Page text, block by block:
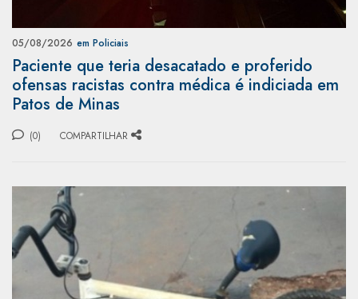
05/08/2026 em Policiais
Paciente que teria desacatado e proferido
ofensas racistas contra médica é indiciada em
Patos de Minas
(0) COMPARTILHAR